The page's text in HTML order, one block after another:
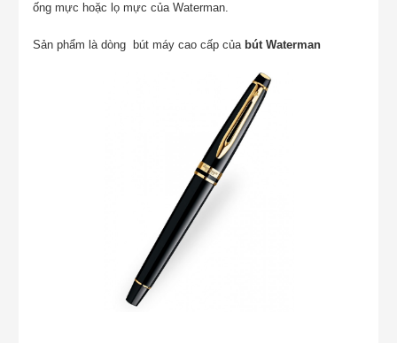
ống mực hoặc lọ mực của Waterman.
Sản phẩm là dòng bút máy cao cấp của bút Waterman